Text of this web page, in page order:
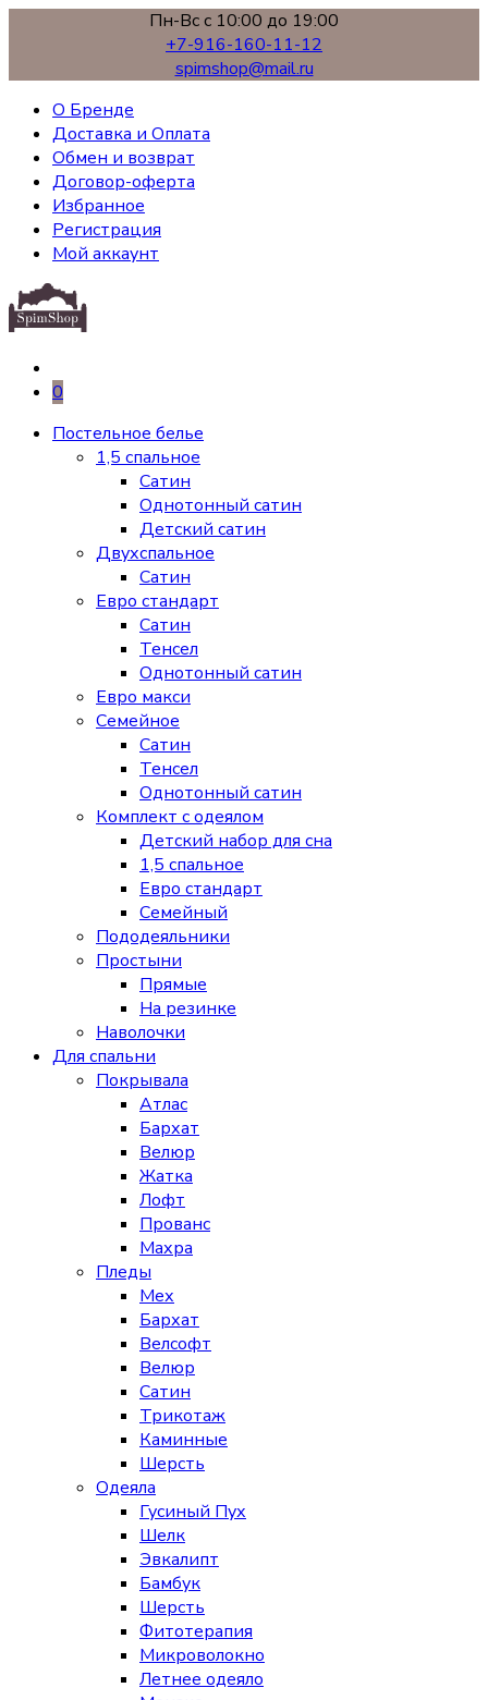
Пн-Вс с 10:00 до 19:00
+7-916-160-11-12
spimshop@mail.ru
О Бренде
Доставка и Оплата
Обмен и возврат
Договор-оферта
Избранное
Регистрация
Мой аккаунт
0
Постельное белье
1,5 спальное
Сатин
Однотонный сатин
Детский сатин
Двухспальное
Сатин
Евро стандарт
Сатин
Тенсел
Однотонный сатин
Евро макси
Семейное
Сатин
Тенсел
Однотонный сатин
Комплект с одеялом
Детский набор для сна
1,5 спальное
Евро стандарт
Семейный
Пододеяльники
Простыни
Прямые
На резинке
Наволочки
Для спальни
Покрывала
Атлас
Бархат
Велюр
Жатка
Лофт
Прованс
Махра
Пледы
Мех
Бархат
Велсофт
Велюр
Сатин
Трикотаж
Каминные
Шерсть
Одеяла
Гусиный Пух
Шелк
Эвкалипт
Бамбук
Шерсть
Фитотерапия
Микроволокно
Летнее одеяло